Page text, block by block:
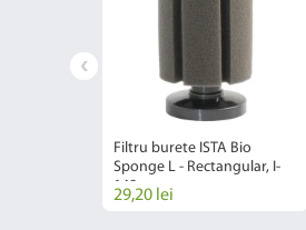
Filtru burete ISTA Bio
Sponge L - Rectangular, I-
149
29,20 lei